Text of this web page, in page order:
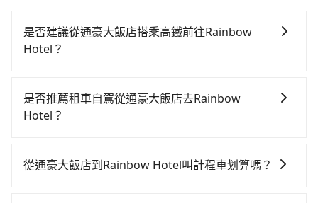
是否建議從通豪大飯店搭乘高鐵前往Rainbow
Hotel？
坐舒適、較貴、費時！從最早06:05一直到23:03，台中-
台北一天最多有105班次高鐵可搭乘。假設從通豪大飯店
站、現場購票並於月台排隊的時間約20分鐘，再乘坐
是否推薦租車自駕從通豪大飯店去Rainbow
Hotel？
時不需要閉目養神（因為要自己開車），最重要的是你
從通豪大飯店到Rainbow Hotel叫計程車划算嗎？